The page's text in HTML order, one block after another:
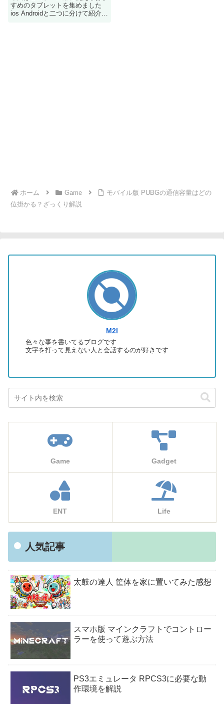
すめのタブレットを集めました
ios Androidと二つに分けて紹介し
ホーム Game
モバイル版 PUBGの通信容量はどの
位掛かる？ざっくり解説
M2I
色々な事を書いてるブログです
文字を打って見えない人と会話するのが好きです
Game Gadget
ENT Life
人気記事
太鼓の達人 筐体を家に置いてみた感想
スマホ版 マインクラフトでコントロー
ラーを使って遊ぶ方法
PS3エミュレータ RPCS3に必要な動
作環境を解説